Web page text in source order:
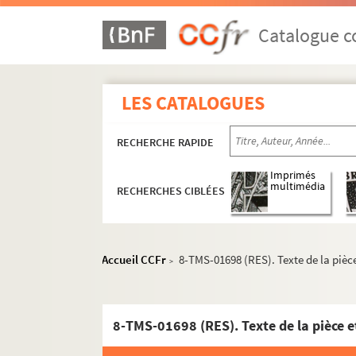
Catalogue
LES CATALOGUES
RECHERCHE RAPIDE
RECHERCHES CIBLÉES
Imprimés
multimédia
Accueil CCFr > 8-TMS-01698 (RES). Texte de la
8-TMS-01698 (RES). Texte de la pièce
Octave Feuillet. Montjoye : comédie en 5
Pierre Frondaie. Montmartre : comédie en 4
René Berton. La mort d'Héraklès : tragédie
Jan de Hartog. Mort d'un rat : pièce en 3
Jean Guitton. Le mort revient de suite :
Jean-Paul Sartre. Morts sans sépulture :
Sacha Guitry. Le mot de Cambronne : pièce
Marcel Aymé. La mouche bleue : pièce en 4
Alexandre Dumas, Auguste Maquet. Les
Sacha Guitry. Mozart : comédie musicale en